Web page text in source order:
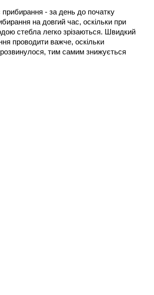
прибирання - за день до початку
на довгий час, оскільки при
стебла легко зрізаються. Швидкий
проводити важче, оскільки
розвинулося, тим самим знижується